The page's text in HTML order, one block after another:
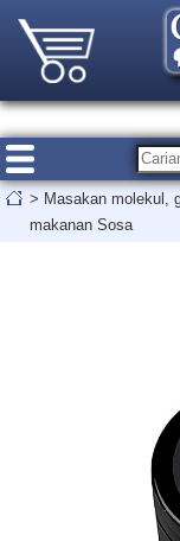
> Masakan molekul,
makanan Sosa